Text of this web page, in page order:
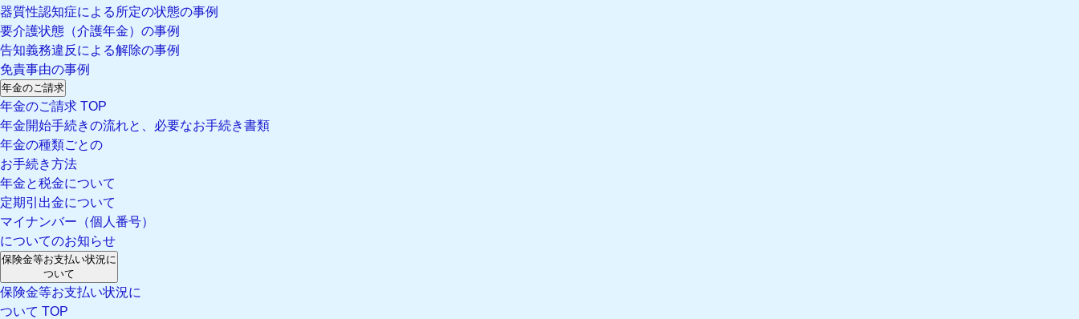
器質性認知症による所定の状態の事例
要介護状態（介護年金）の事例
告知義務違反による解除の事例
免責事由の事例
年金のご請求
年金のご請求 TOP
年金開始手続きの流れと、必要なお手続き書類
年金の種類ごとの
お手続き方法
年金と税金について
定期引出金について
マイナンバー（個人番号）
についてのお知らせ
保険金等お支払い状況に
ついて
保険金等お支払い状況に
ついて TOP